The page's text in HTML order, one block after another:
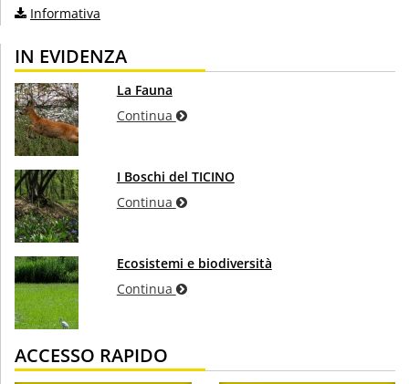
Informativa
IN EVIDENZA
La Fauna
Continua
I Boschi del TICINO
Continua
Ecosistemi e biodiversità
Continua
ACCESSO RAPIDO